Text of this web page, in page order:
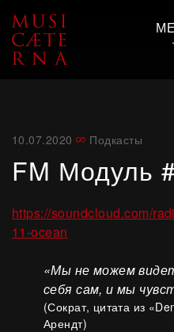
10.07.2020 Подкасты
FM Модуль
https://soundcloud.com/
11-ocean
«Мы не можем
себя сам, и мы
(Сократ, цитата из
Арендт)